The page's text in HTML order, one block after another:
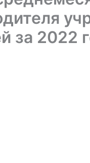
за 2022